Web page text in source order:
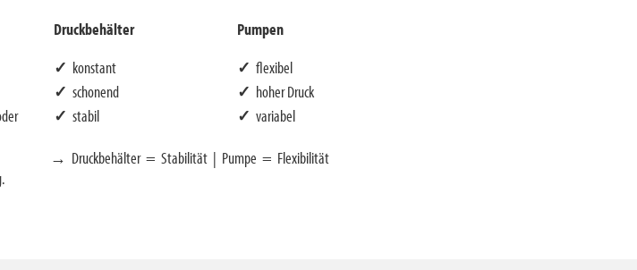
Druckbehälter
✓ konstant
✓ schonend
✓ stabil
Pumpen
✓ flexibel
✓ hoher Druck
✓ variabel
→ Druckbehälter = Stabilität | Pumpe = Flexibilität